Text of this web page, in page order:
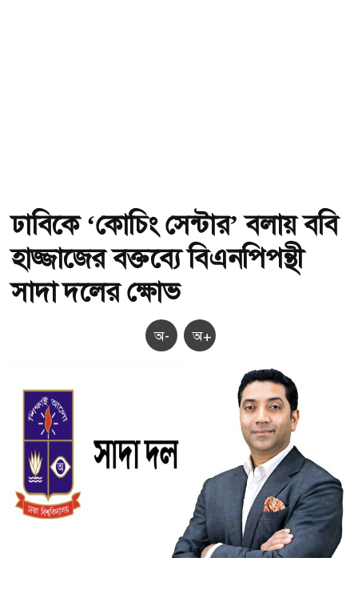
ঢাবিকে ‘কোচিং সেন্টার’ বলায় ববি
হাজ্জাজের বক্তব্যে বিএনপিপন্থী
সাদা দলের ক্ষোভ
অ- অ+